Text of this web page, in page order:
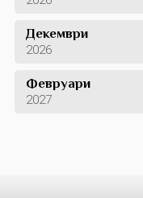
Декември
2026
Февруари
2027